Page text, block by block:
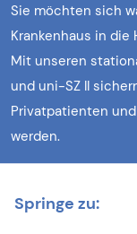
Sie möchten sich
Krankenhaus in die
Mit unseren
und uni-SZ II
Privatpatienten
werden.
Springe zu: